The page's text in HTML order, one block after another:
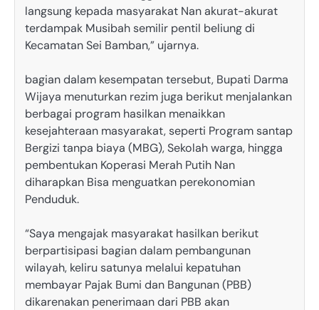
langsung kepada masyarakat Nan akurat-akurat
terdampak Musibah semilir pentil beliung di
Kecamatan Sei Bamban,” ujarnya.
bagian dalam kesempatan tersebut, Bupati Darma
Wijaya menuturkan rezim juga berikut menjalankan
berbagai program hasilkan menaikkan
kesejahteraan masyarakat, seperti Program santap
Bergizi tanpa biaya (MBG), Sekolah warga, hingga
pembentukan Koperasi Merah Putih Nan
diharapkan Bisa menguatkan perekonomian
Penduduk.
“Saya mengajak masyarakat hasilkan berikut
berpartisipasi bagian dalam pembangunan
wilayah, keliru satunya melalui kepatuhan
membayar Pajak Bumi dan Bangunan (PBB)
dikarenakan penerimaan dari PBB akan